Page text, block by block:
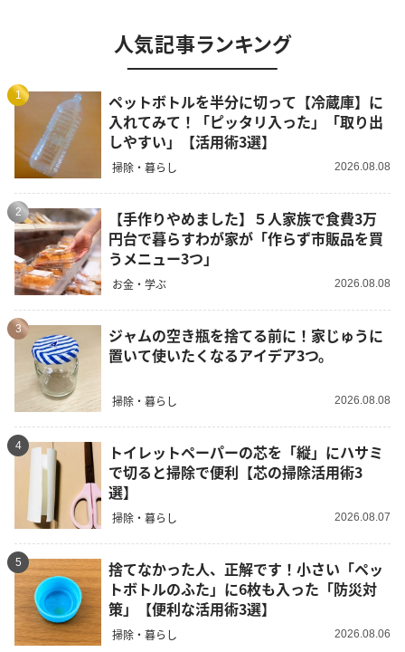
人気記事ランキング
1
ペットボトルを半分に切って【冷蔵庫】に
入れてみて！「ピッタリ入った」「取り出
しやすい」【活用術3選】
掃除・暮らし 2026.08.08
2
【手作りやめました】５人家族で食費3万
円台で暮らすわが家が「作らず市販品を買
うメニュー3つ」
お金・学ぶ 2026.08.08
3
ジャムの空き瓶を捨てる前に！家じゅうに
置いて使いたくなるアイデア3つ。
掃除・暮らし 2026.08.08
4
トイレットペーパーの芯を「縦」にハサミ
で切ると掃除で便利【芯の掃除活用術3
選】
掃除・暮らし 2026.08.07
5
捨てなかった人、正解です！小さい「ペッ
トボトルのふた」に6枚も入った「防災対
策」【便利な活用術3選】
掃除・暮らし 2026.08.06